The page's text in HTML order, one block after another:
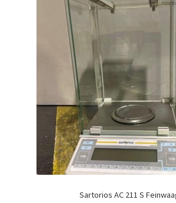
Sartorios AC 211 S